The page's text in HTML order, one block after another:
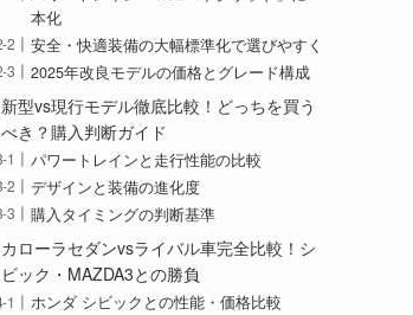
本化
安全・快適装備の大幅標準化で選びやすく
2025年改良モデルの価格とグレード構成
新型vs現行モデル徹底比較！どっちを買う
べき？購入判断ガイド
パワートレインと走行性能の比較
デザインと装備の進化度
購入タイミングの判断基準
カローラセダンvsライバル車完全比較！シ
ビック・MAZDA3との勝負
ホンダ シビックとの性能・価格比較